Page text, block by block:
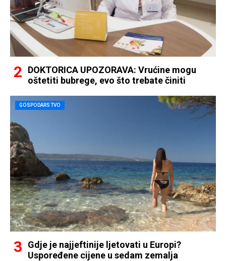
DOKTORICA UPOZORAVA: Vrućine mogu
oštetiti bubrege, evo što trebate činiti
GOSPODARSTVO
Gdje je najjeftinije ljetovati u Europi?
Uspoređene cijene u sedam zemalja